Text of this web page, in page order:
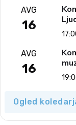
AVG
16
AVG
16
Ogled